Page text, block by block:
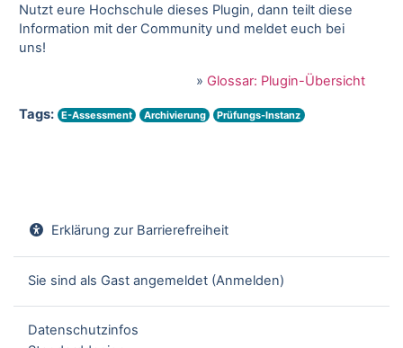
Nutzt eure Hochschule dieses Plugin, dann teilt diese
Information mit der Community und meldet euch bei
uns!
» Glossar: Plugin-Übersicht
Tags: E-Assessment Archivierung Prüfungs-Instanz
Erklärung zur Barrierefreiheit
Sie sind als Gast angemeldet (Anmelden)
Datenschutzinfos